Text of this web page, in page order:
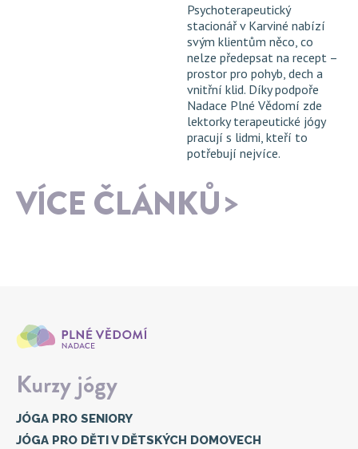
Psychoterapeutický
stacionář v Karviné nabízí
svým klientům něco, co
nelze předepsat na recept –
prostor pro pohyb, dech a
vnitřní klid. Díky podpoře
Nadace Plné Vědomí zde
lektorky terapeutické jógy
pracují s lidmi, kteří to
potřebují nejvíce.
VÍCE ČLÁNKŮ
Kurzy jógy
JÓGA PRO SENIORY
JÓGA PRO DĚTI V DĚTSKÝCH DOMOVECH